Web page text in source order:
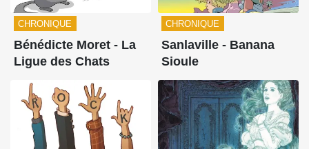
CHRONIQUE
Bénédicte Moret - La
Ligue des Chats
CHRONIQUE
Sanlaville - Banana
Sioule